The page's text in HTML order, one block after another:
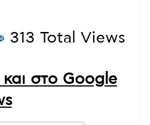
313 Total Views
στο Google